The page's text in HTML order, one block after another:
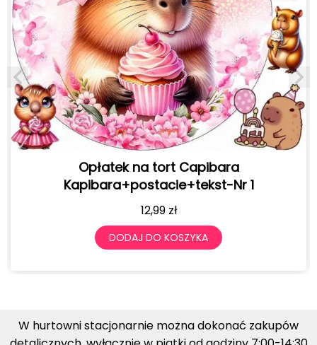
Opłatek na tort Capibara
Kapibara+postacie+tekst-Nr 1
zł
DODAJ DO KOSZYKA
W hurtowni stacjonarnie można dokonać zakupów